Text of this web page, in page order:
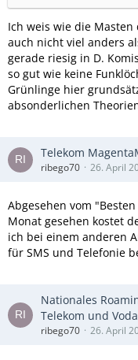
Ich weis wie die
auch nicht viel anders
gerade riesig in D.
so gut wie keine
Grünlinge hier
absonderlichen
Telekom
ribego70 26. April
Abgesehen vom
Monat gesehen kostet
ich bei einem anderen
für SMS und Telefonie
Nationales
Telekom und
ribego70 26. April